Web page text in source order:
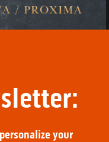
your